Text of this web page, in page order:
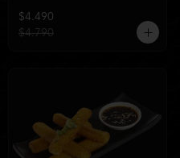
$4.490
$4.790